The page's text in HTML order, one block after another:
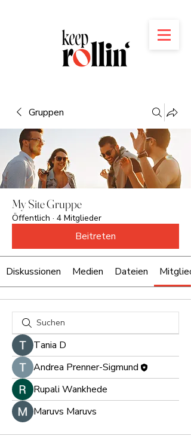
Gruppen
My Site Gruppe
Öffentlich · 4 Mitglieder
Beitreten
Diskussionen Medien Dateien
Тania D
Andrea Prenner-Sigmund
Rupali Wankhede
Maruvs Maruvs